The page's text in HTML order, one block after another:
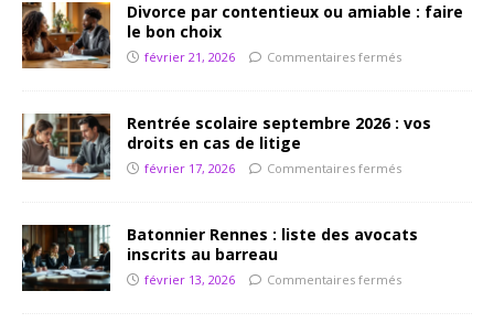
Divorce par contentieux ou amiable : faire
le bon choix
février 21, 2026 Commentaires fermés
Rentrée scolaire septembre 2026 : vos
droits en cas de litige
février 17, 2026 Commentaires fermés
Batonnier Rennes : liste des avocats
inscrits au barreau
février 13, 2026 Commentaires fermés